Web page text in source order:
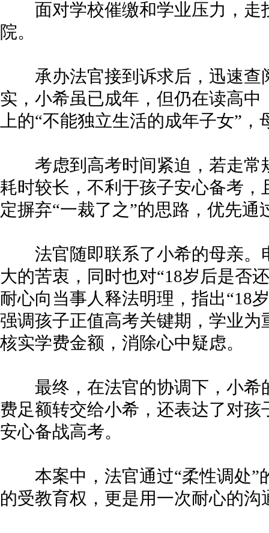
面对学校催缴和学业压力，走
院。
承办法官接到诉求后，迅速查
实，小希虽已成年，但仍在读高
上的“不能独立生活的成年子女”
考虑到高考时间紧迫，若走常
耗时较长，不利于孩子安心备考
定摒弃“一裁了之”的思路，优先通
法官随即联系了小希的母亲。
大的苦衷，同时也对“18岁后是否
耐心向当事人释法明理，指出“18
强调孩子正值高考关键期，学业
核实学费金额，消除心中疑虑。
最终，在法官的协调下，小希
费足额转交给小希，还表达了对
安心备战高考。
本案中，法官通过“柔性调处”
的受教育权，更是用一次耐心的